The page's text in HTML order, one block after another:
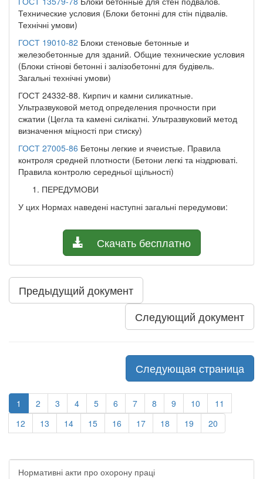
Технические условия (Блоки бетонні для стін підвалів.
Технічні умови)
ГОСТ 19010-82 Блоки стеновые бетонные и
железобетонные для зданий. Общие технические условия
(Блоки стінові бетонні і залізобетонні для будівель.
Загальні технічні умови)
ГОСТ 24332-88. Кирпич и камни силикатные.
Ультразвуковой метод определения прочности при
сжатии (Цегла та камені силікатні. Ультразвуковий метод
визначення міцності при стиску)
ГОСТ 27005-86 Бетоны легкие и ячеистые. Правила
контроля средней плотности (Бетони легкі та ніздрюваті.
Правила контролю середньої щільності)
ПЕРЕДУМОВИ
У цих Нормах наведені наступні загальні передумови:
Скачать бесплатно
Предыдущий документ
Следующий документ
Следующая страница
1 2 3 4 5 6 7 8 9 10
11
12
13 14 15 16 17 18 19 20
Нормативні акти про охорону праці